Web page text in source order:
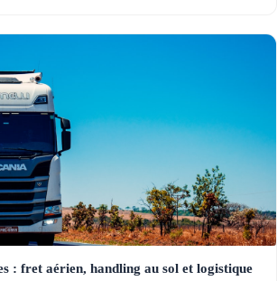
: fret aérien, handling au sol et logistique